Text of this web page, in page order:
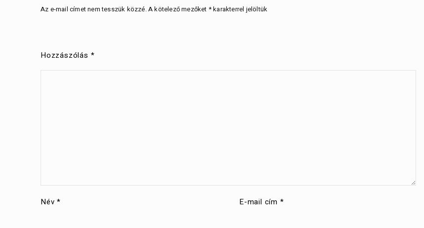
Az e-mail címet nem tesszük közzé.A kötelező mezőket *karakterrel jelöltük
Hozzászólás *
Név* E-mail cím *